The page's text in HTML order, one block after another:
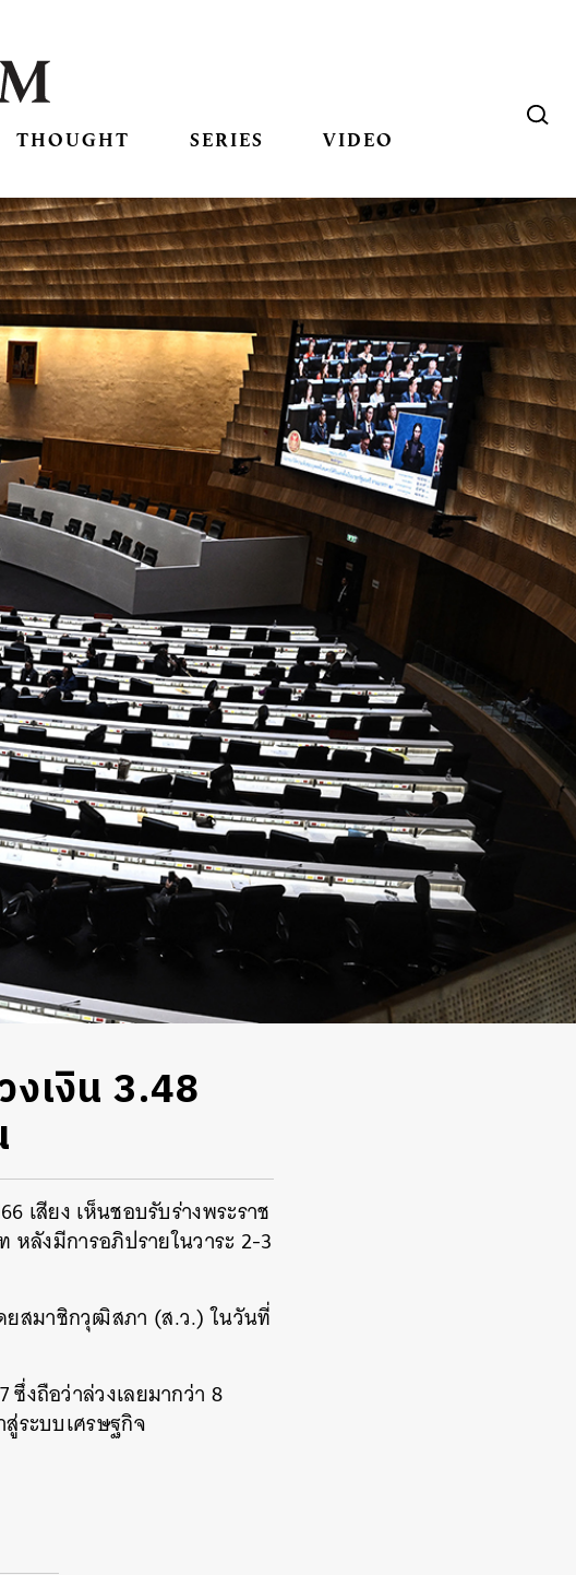
THOUGHT SERIES VIDEO
เงิน 3.48
เสียง เห็นชอบรับร่างพระราช
ลังมีการอภิปรายในวาระ 2-3
ยสมาชิกวุฒิสภา (ส.ว.) ในวันที่
งถือว่าล่วงเลยมากว่า 8
ระบบเศรษฐกิจ